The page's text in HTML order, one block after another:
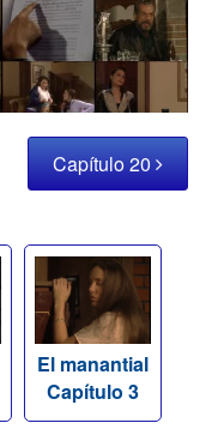
Capítulo 20
El manantial
Capítulo 3